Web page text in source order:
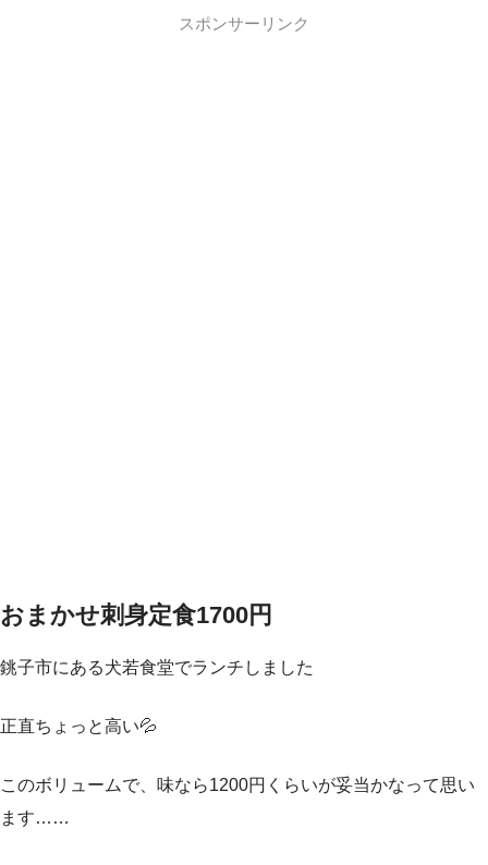
スポンサーリンク
おまかせ刺身定食1700円
銚子市にある犬若食堂でランチしました
正直ちょっと高い💦
このボリュームで、味なら1200円くらいが妥当かなって思い
ます……